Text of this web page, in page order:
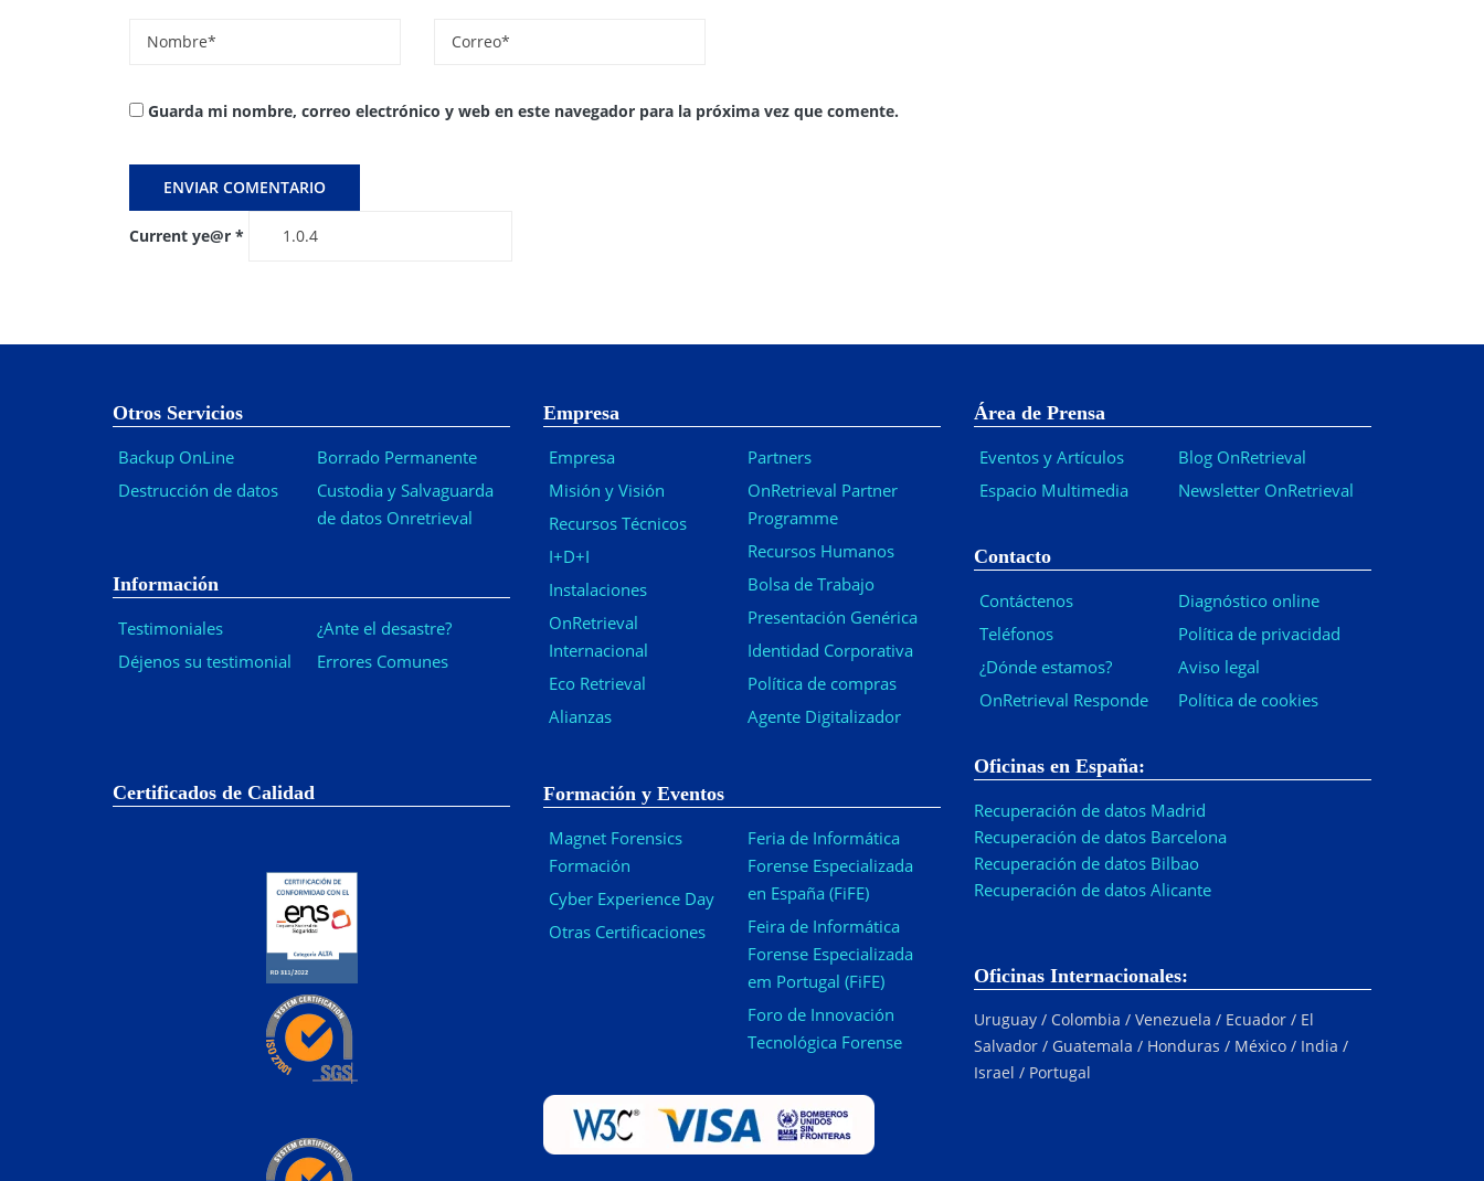
Guarda mi nombre, correo electrónico y web en este navegador para la próxima vez que comente.
Current ye@r *
Otros Servicios
Backup OnLine
Destrucción de datos
Borrado Permanente
Custodia y Salvaguarda
de datos Onretrieval
Información
Testimoniales
Déjenos su testimonial
¿Ante el desastre?
Errores Comunes
Certificados de Calidad
Empresa
Empresa
Misión y Visión
Recursos Técnicos
I+D+I
Instalaciones
OnRetrieval
Internacional
Eco Retrieval
Alianzas
Partners
OnRetrieval Partner
Programme
Recursos Humanos
Bolsa de Trabajo
Presentación Genérica
Identidad Corporativa
Política de compras
Agente Digitalizador
Formación y Eventos
Magnet Forensics
Formación
Cyber Experience Day
Otras Certificaciones
Feria de Informática
Forense Especializada
en España (FiFE)
Feira de Informática
Forense Especializada
em Portugal (FiFE)
Foro de Innovación
Tecnológica Forense
Área de Prensa
Eventos y Artículos
Espacio Multimedia
Blog OnRetrieval
Newsletter OnRetrieval
Contacto
Contáctenos
Teléfonos
¿Dónde estamos?
OnRetrieval Responde
Diagnóstico online
Política de privacidad
Aviso legal
Política de cookies
Oficinas en España:
Recuperación de datos Madrid
Recuperación de datos Barcelona
Recuperación de datos Bilbao
Recuperación de datos Alicante
Oficinas Internacionales:
Uruguay / Colombia / Venezuela / Ecuador / El
Salvador / Guatemala / Honduras / México / India /
Israel / Portugal